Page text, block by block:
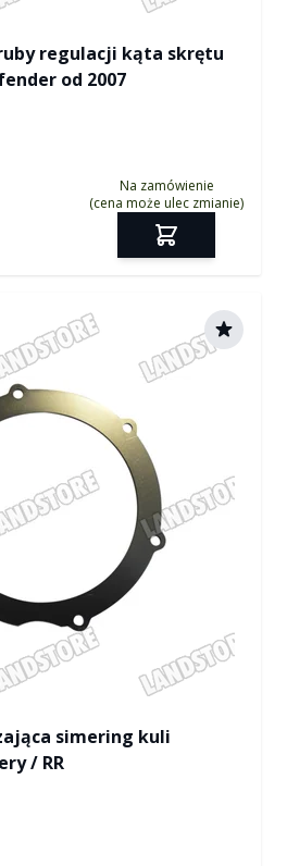
regulacji kąta skrętu
od 2007
Na zamówienie
(cena może ulec zmianie)
simering kuli
/ RR